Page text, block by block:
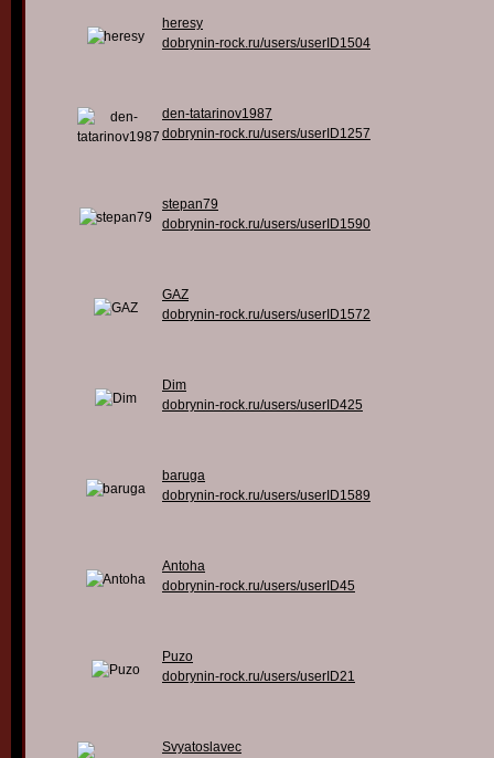
heresy
dobrynin-rock.ru/users/userID1504
den-tatarinov1987
dobrynin-rock.ru/users/userID1257
stepan79
dobrynin-rock.ru/users/userID1590
GAZ
dobrynin-rock.ru/users/userID1572
Dim
dobrynin-rock.ru/users/userID425
baruga
dobrynin-rock.ru/users/userID1589
Antoha
dobrynin-rock.ru/users/userID45
Puzo
dobrynin-rock.ru/users/userID21
Svyatoslavec